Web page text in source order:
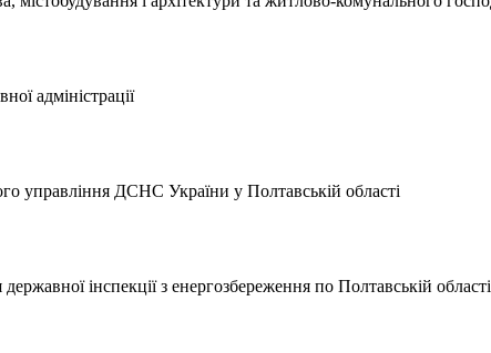
адміністрації
управління ДСНС України у Полтавській області
інспекції з енергозбереження по Полтавській